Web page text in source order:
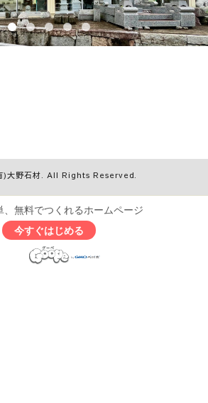
)大野石材. All Rights Reserved.
、無料でつくれるホームページ
今すぐはじめる